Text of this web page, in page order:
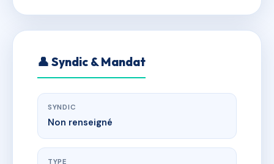
👤 Syndic & Mandat
SYNDIC
Non renseigné
TYPE